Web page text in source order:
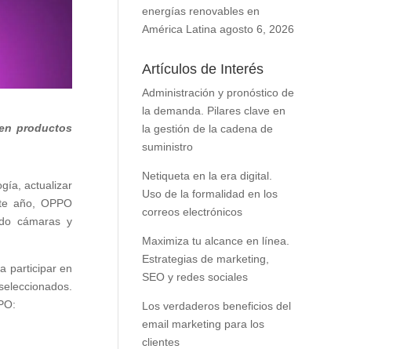
productos
actualizar
año, OPPO
cámaras y
participar en
energías renovables en
América Latina agosto 6, 2026
Artículos de Interés
Administración y pronóstico de
la demanda. Pilares clave en
la gestión de la cadena de
suministro
Netiqueta en la era digital.
Uso de la formalidad en los
correos electrónicos
Maximiza tu alcance en línea.
Estrategias de marketing,
SEO y redes sociales
Los verdaderos beneficios del
email marketing para los
clientes